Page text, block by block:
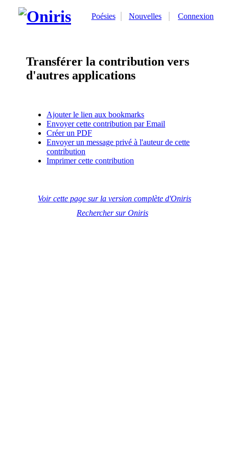
Poésies Nouvelles Connexion
Transférer la contribution vers
d'autres applications
Ajouter le lien aux bookmarks
Envoyer cette contribution par Email
Créer un PDF
Envoyer un message privé à l'auteur de cette
contribution
Imprimer cette contribution
Voir cette page sur la version complète d'Oniris
Rechercher sur Oniris